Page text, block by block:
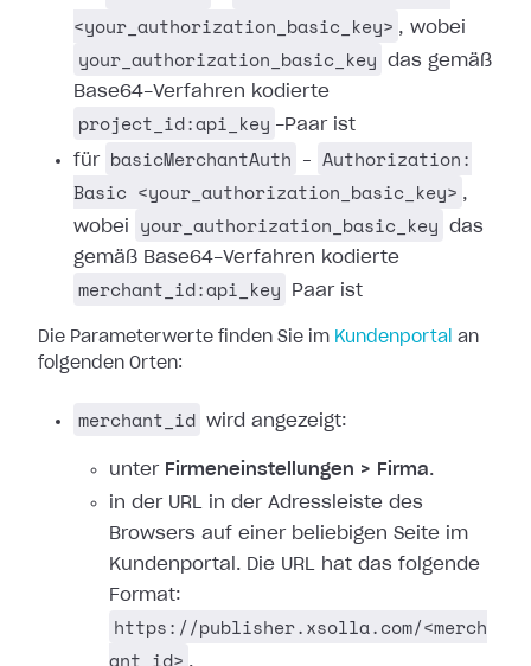
<your_authorization_basic_key> , wobei
your_authorization_basic_key
das gemäß
Base64-Verfahren kodierte
project_id:api_key -Paar ist
für basicMerchantAuth –
Authorization:
Basic <your_authorization_basic_key> ,
wobei
your_authorization_basic_key
das
gemäß Base64-Verfahren kodierte
merchant_id:api_key Paar ist
Die Parameterwerte finden Sie im Kundenportal an
folgenden Orten:
merchant_id wird angezeigt:
unter Firmeneinstellungen > Firma.
in der URL in der Adressleiste des
Browsers auf einer beliebigen Seite im
Kundenportal. Die URL hat das folgende
Format:
https://publisher.xsolla.com/<merch
ant_id> .